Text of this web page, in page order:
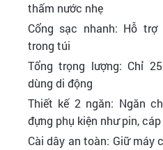
thấm nước nhẹ
Cổng sạc nhanh: Hỗ
trong túi
Tổng trọng lượng: Chỉ
dùng di động
Thiết kế 2 ngăn: Ngăn
đựng phụ kiện như pin, cáp
Cài dây an toàn: Giữ máy